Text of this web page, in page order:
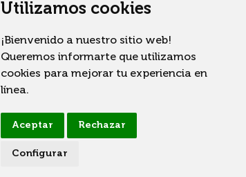
Utilizamos cookies
¡Bienvenido a nuestro sitio web!
Queremos informarte que utilizamos
cookies para mejorar tu experiencia en
línea.
Aceptar Rechazar
Configurar